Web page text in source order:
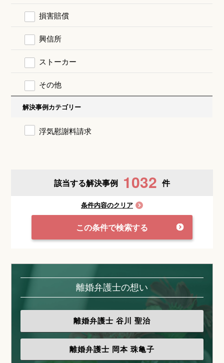
損害賠償
興信所
ストーカー
その他
解決事例カテゴリー
浮気慰謝料請求
該当する解決事例 1032 件
条件内容のクリア
この条件で検索する
離婚弁護士の想い
離婚弁護士 谷川 聖治
離婚弁護士 岡本 珠亀子